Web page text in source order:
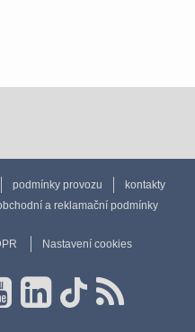
podmínky provozu
kontakty
a reklamační podmínky
Nastavení cookies